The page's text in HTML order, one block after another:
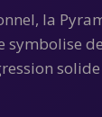
la
symbolise